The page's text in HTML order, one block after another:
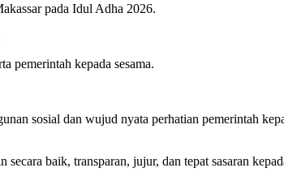
pada Idul Adha 2026.
pemerintah kepada sesama.
sosial dan wujud nyata perhatian pemerintah
baik, transparan, jujur, dan tepat sasaran